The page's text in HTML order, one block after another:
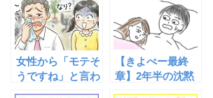
ス
女性から「モテそ
うですね」と言わ
【きよぺー最終
章】2年半の沈黙